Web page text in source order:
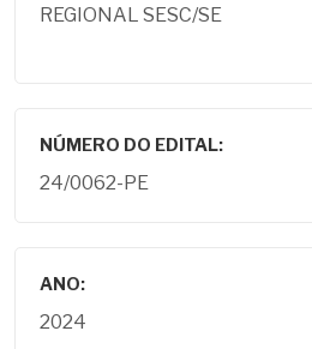
REGIONAL SESC/SE
NÚMERO DO EDITAL:
24/0062-PE
ANO:
2024